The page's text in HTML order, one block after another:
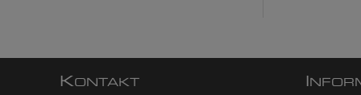
KONTAKT